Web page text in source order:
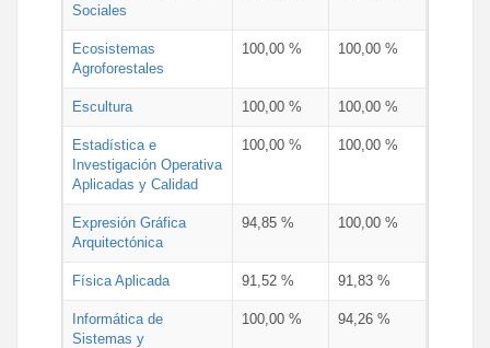
Sociales
Ecosistemas
Agroforestales
100,00 % 100,00 %
Escultura 100,00 % 100,00 %
Estadística e
Investigación Operativa
Aplicadas y Calidad
100,00 % 100,00 %
Expresión Gráfica
Arquitectónica
94,85 % 100,00 %
Física Aplicada 91,52 % 91,83 %
Informática de
Sistemas y
100,00 % 94,26 %